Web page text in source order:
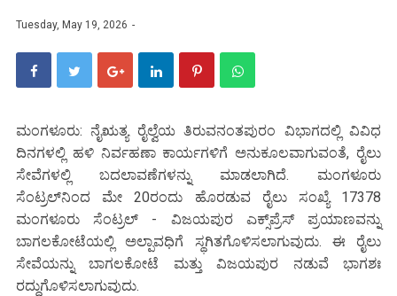
Tuesday, May 19, 2026
ಮಂಗಳೂರು: ನೈಋತ್ಯ ರೈಲ್ವೆಯ ತಿರುವನಂತಪುರಂ ವಿಭಾಗದಲ್ಲಿ ವಿವಿಧ
ದಿನಗಳಲ್ಲಿ ಹಳಿ ನಿರ್ವಹಣಾ ಕಾರ್ಯಗಳಿಗೆ ಅನುಕೂಲವಾಗುವಂತೆ, ರೈಲು
ಸೇವೆಗಳಲ್ಲಿ ಬದಲಾವಣೆಗಳನ್ನು ಮಾಡಲಾಗಿದೆ. ಮಂಗಳೂರು
ಸೆಂಟ್ರಲ್‌ನಿಂದ ಮೇ 20ರಂದು ಹೊರಡುವ ರೈಲು ಸಂಖ್ಯೆ 17378
ಮಂಗಳೂರು ಸೆಂಟ್ರಲ್ - ವಿಜಯಪುರ ಎಕ್ಸ್‌ಪ್ರೆಸ್ ಪ್ರಯಾಣವನ್ನು
ಬಾಗಲಕೋಟೆಯಲ್ಲಿ ಅಲ್ಪಾವಧಿಗೆ ಸ್ಥಗಿತಗೊಳಿಸಲಾಗುವುದು. ಈ ರೈಲು
ಸೇವೆಯನ್ನು ಬಾಗಲಕೋಟೆ ಮತ್ತು ವಿಜಯಪುರ ನಡುವೆ ಭಾಗಶಃ
ರದ್ದುಗೊಳಿಸಲಾಗುವುದು.